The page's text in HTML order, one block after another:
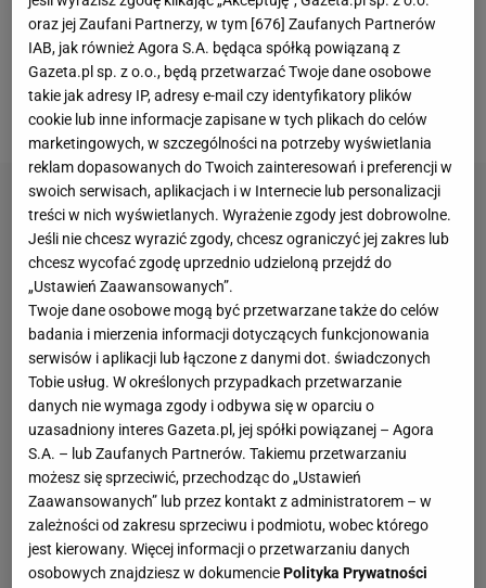
Do rozstrzygnięcia potrzebna była zatem dogrywka,
w której decydującego gola zdobył Inter i finalnie
wygrał 4:3. Tym samymekipaHansiego Flicka
odpadła z dalszej rywalizacji.
oraz jej Zaufani Partnerzy, w tym [676] Zaufanych Partnerów
IAB, jak również Agora S.A. będąca spółką powiązaną z
Gazeta.pl sp. z o.o., będą przetwarzać Twoje dane osobowe
takie jak adresy IP, adresy e-mail czy identyfikatory plików
cookie lub inne informacje zapisane w tych plikach do celów
marketingowych, w szczególności na potrzeby wyświetlania
reklam dopasowanych do Twoich zainteresowań i preferencji w
swoich serwisach, aplikacjach i w Internecie lub personalizacji
treści w nich wyświetlanych. Wyrażenie zgody jest dobrowolne.
Jeśli nie chcesz wyrazić zgody, chcesz ograniczyć jej zakres lub
chcesz wycofać zgodę uprzednio udzieloną przejdź do
„Ustawień Zaawansowanych”.
Twoje dane osobowe mogą być przetwarzane także do celów
badania i mierzenia informacji dotyczących funkcjonowania
serwisów i aplikacji lub łączone z danymi dot. świadczonych
Tobie usług. W określonych przypadkach przetwarzanie
danych nie wymaga zgody i odbywa się w oparciu o
uzasadniony interes Gazeta.pl, jej spółki powiązanej – Agora
S.A. – lub Zaufanych Partnerów. Takiemu przetwarzaniu
możesz się sprzeciwić, przechodząc do „Ustawień
Zaawansowanych” lub przez kontakt z administratorem – w
zależności od zakresu sprzeciwu i podmiotu, wobec którego
jest kierowany. Więcej informacji o przetwarzaniu danych
osobowych znajdziesz w dokumenciePolityka Prywatności